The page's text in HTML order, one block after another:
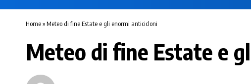
Home»Meteo di fine Estate e gli enormi anticicloni
Meteo di fine Estate e